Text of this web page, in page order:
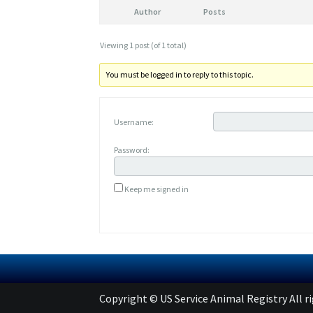
Author Posts
Viewing 1 post (of 1 total)
You must be logged in to reply to this topic.
Username:
Password:
Keep me signed in
Copyright © US Service Animal Registry All